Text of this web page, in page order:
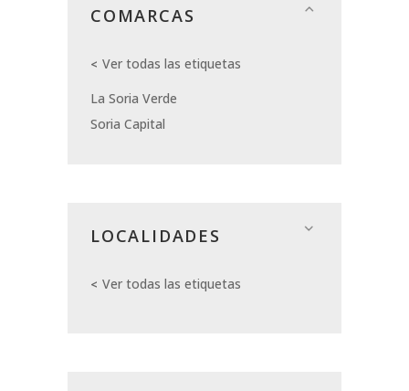
COMARCAS
Ver todas las etiquetas
La Soria Verde
Soria Capital
LOCALIDADES
Ver todas las etiquetas